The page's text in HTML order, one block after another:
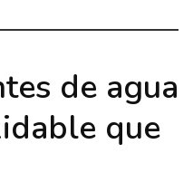
de agua
que